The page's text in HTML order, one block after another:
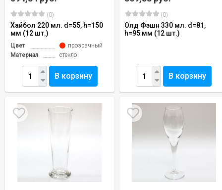
(0)
Хайбол 220 мл. d=55, h=150
мм (12 шт.)
Цвет
прозрачный
Материал
стекло
В корзину
(0)
Олд Фэшн 330 мл. d=81,
h=95 мм (12 шт.)
В корзину